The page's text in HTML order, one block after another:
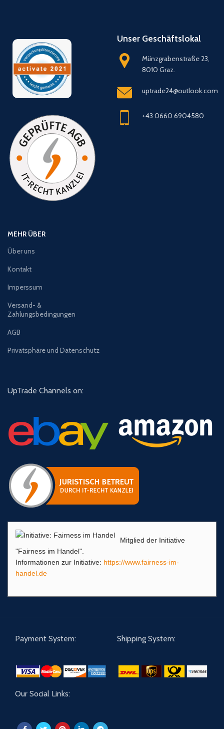
Unser Geschäftslokal
Münzgrabenstraße 23,
8010 Graz.
uptrade24@outlook.com
+43 0660 6904580
MEHR ÜBER
Über uns
Kontakt
Imperssum
Versand- &
Zahlungsbedingungen
AGB
Privatsphäre und Datenschutz
UpTrade Channels on:
Mitglied der Initiative
"Fairness im Handel".
Informationen zur Initiative: https://www.fairness-im-
handel.de
Payment System: Shipping System:
Our Social Links: